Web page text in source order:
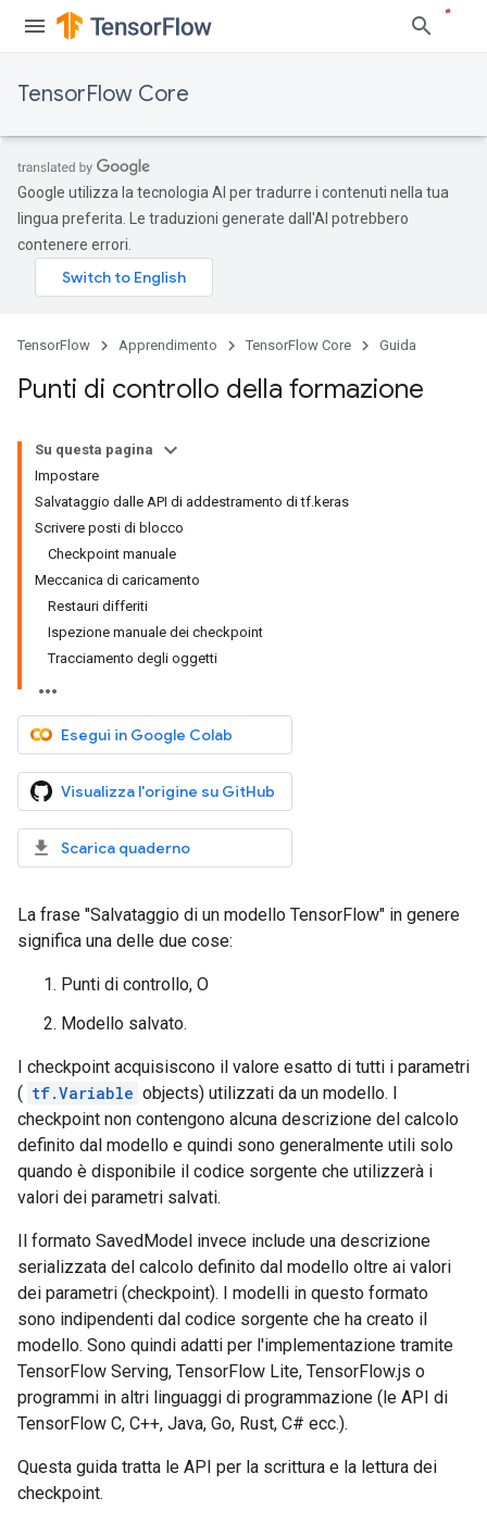
TensorFlow Core
Google utilizza la tecnologia AI per tradurre i contenuti nella tua
lingua preferita. Le traduzioni generate dall'AI potrebbero
contenere errori.
TensorFlow Apprendimento TensorFlow Core Guida
Punti di controllo della formazione
Su questa pagina
Impostare
Salvataggio dalle API di addestramento di tf.keras
Scrivere posti di blocco
Checkpoint manuale
Meccanica di caricamento
Restauri differiti
Ispezione manuale dei checkpoint
Tracciamento degli oggetti
Esegui in Google Colab
Visualizza l'origine su GitHub
Scarica quaderno
La frase "Salvataggio di un modello TensorFlow" in genere
significa una delle due cose:
Punti di controllo, O
Modello salvato.
I checkpoint acquisiscono il valore esatto di tutti i parametri
( tf.Variable objects) utilizzati da un modello. I
checkpoint non contengono alcuna descrizione del calcolo
definito dal modello e quindi sono generalmente utili solo
quando è disponibile il codice sorgente che utilizzerà i
valori dei parametri salvati.
Il formato SavedModel invece include una descrizione
serializzata del calcolo definito dal modello oltre ai valori
dei parametri (checkpoint). I modelli in questo formato
sono indipendenti dal codice sorgente che ha creato il
modello. Sono quindi adatti per l'implementazione tramite
TensorFlow Serving, TensorFlow Lite, TensorFlow.js o
programmi in altri linguaggi di programmazione (le API di
TensorFlow C, C++, Java, Go, Rust, C# ecc.).
Questa guida tratta le API per la scrittura e la lettura dei
checkpoint.